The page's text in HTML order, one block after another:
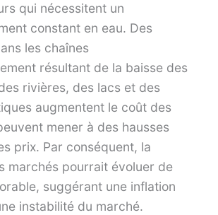
qui nécessitent un
constant en eau. Des
les chaînes
résultant de la baisse des
rivières, des lacs et des
augmentent le coût des
mener à des hausses
prix. Par conséquent, la
marchés pourrait évoluer de
suggérant une inflation
instabilité du marché.